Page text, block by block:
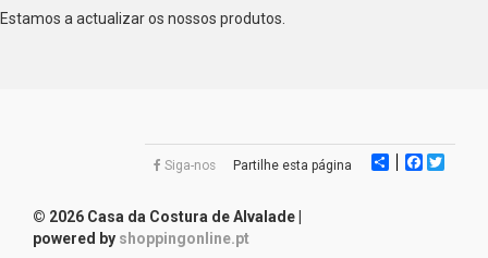
Estamos a actualizar os nossos produtos.
Siga-nos Partilhe esta página ShareFacebook
© 2026 Casa da Costura de Alvalade
powered by shoppingonline.pt